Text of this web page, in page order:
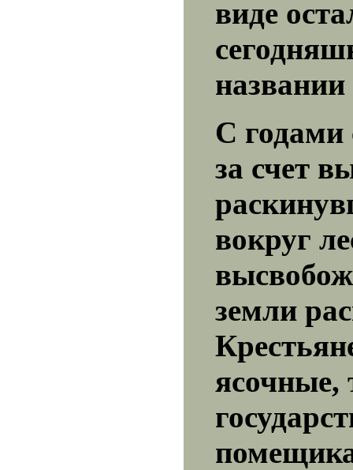
виде
названии
С годами
за счет
вокруг
земли
ясочные,